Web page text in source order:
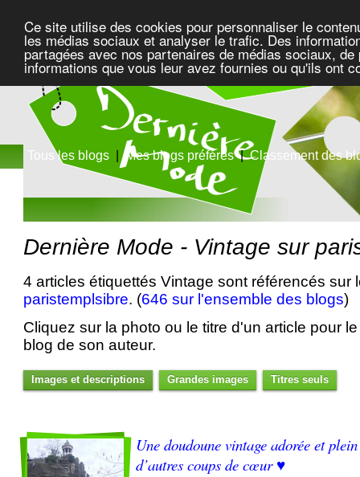
Ce site utilise des cookies pour personnaliser le
les médias sociaux et analyser le trafic. Des
partagées avec nos partenaires de médias sociaux,
informations que vous leur avez fournies ou qu'ils ont
Tous les blogs | Mes blogs préférés|Classement des
Dernière Mode - Vintage sur
4 articles étiquettés Vintage sont référencés sur
paristemplsibre. (646 sur l'ensemble des blogs)
Cliquez sur la photo ou le titre d'un article pour
blog de son auteur.
Images et descriptions Grandes images Titres seuls
Une doudoune vintage adorée et plein
d’autres coups de cœur ♥️